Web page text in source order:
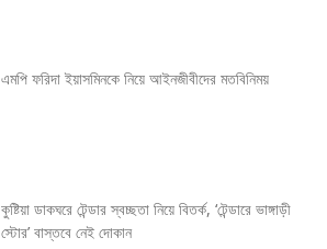
এমপি ফরিদা ইয়াসমিনকে নিয়ে আইনজীবীদের মতবিনিময়
কুষ্টিয়া ডাকঘরে টেন্ডার স্বচ্ছতা নিয়ে বিতর্ক, ‘টেন্ডারে ভাঙ্গাড়ী
স্টোর’ বাস্তবে নেই দোকান